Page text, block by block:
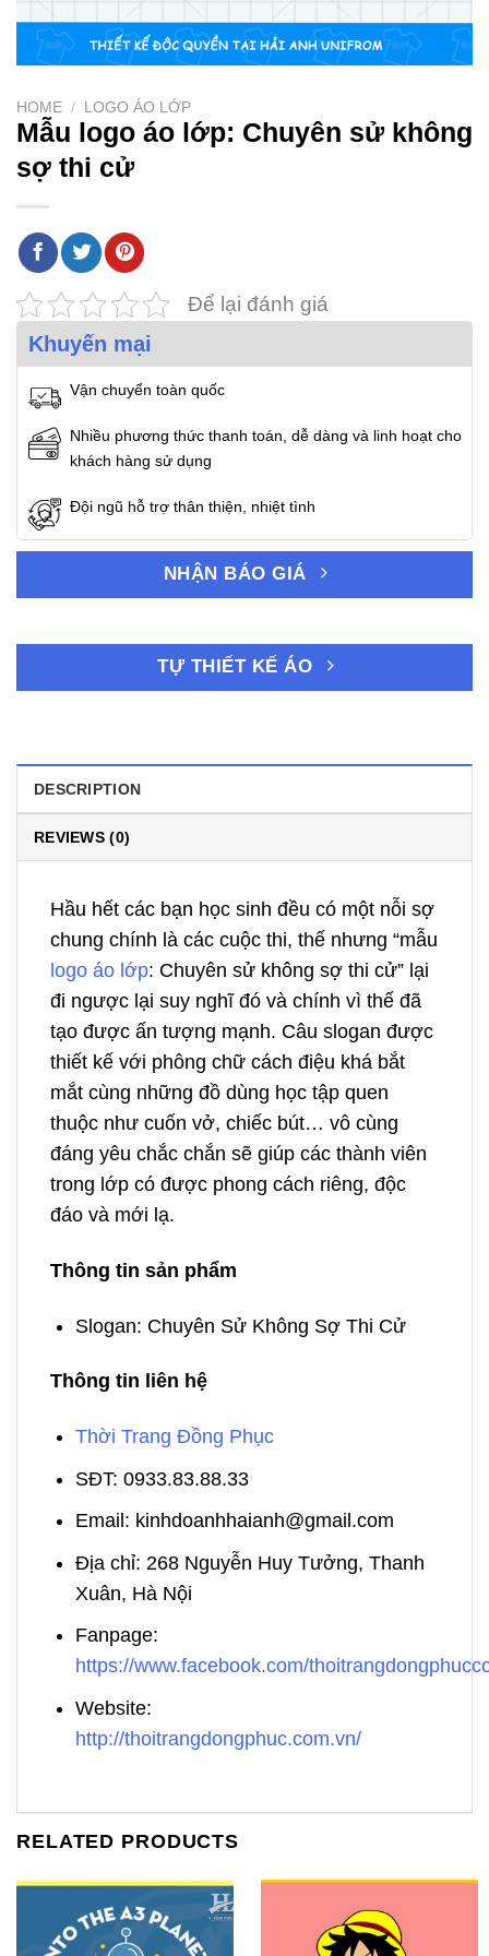
HOME / LOGO ÁO LỚP
Mẫu logo áo lớp: Chuyên sử không
sợ thi cử
Để lại đánh giá
Khuyến mại
Vận chuyển toàn quốc
Nhiều phương thức thanh toán, dễ dàng và linh hoạt cho
khách hàng sử dụng
Đội ngũ hỗ trợ thân thiện, nhiệt tình
NHẬN BÁO GIÁ
TỰ THIẾT KẾ ÁO
DESCRIPTION
REVIEWS (0)
Hầu hết các bạn học sinh đều có một nỗi sợ
chung chính là các cuộc thi, thế nhưng “mẫu
logo áo lớp: Chuyên sử không sợ thi cử” lại
đi ngược lại suy nghĩ đó và chính vì thế đã
tạo được ấn tượng mạnh. Câu slogan được
thiết kế với phông chữ cách điệu khá bắt
mắt cùng những đồ dùng học tập quen
thuộc như cuốn vở, chiếc bút… vô cùng
đáng yêu chắc chắn sẽ giúp các thành viên
trong lớp có được phong cách riêng, độc
đáo và mới lạ.
Thông tin sản phẩm
Slogan: Chuyên Sử Không Sợ Thi Cử
Thông tin liên hệ
Thời Trang Đồng Phục
SĐT: 0933.83.88.33
Email: kinhdoanhhaianh@gmail.com
Địa chỉ: 268 Nguyễn Huy Tưởng, Thanh
Xuân, Hà Nội
Fanpage:
https://www.facebook.com/
Website:
http://thoitrangdongphuc.com.vn/
RELATED PRODUCTS